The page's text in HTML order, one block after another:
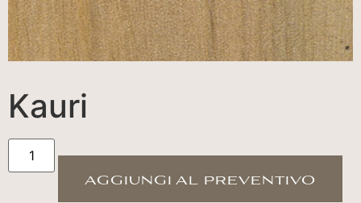
Kauri
aggiungi al preventivo